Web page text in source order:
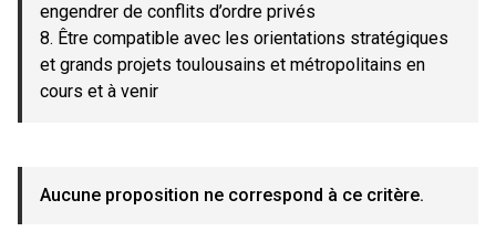
engendrer de conflits d’ordre privés
8. Être compatible avec les orientations stratégiques
et grands projets toulousains et métropolitains en
cours et à venir
Aucune proposition ne correspond à ce critère.